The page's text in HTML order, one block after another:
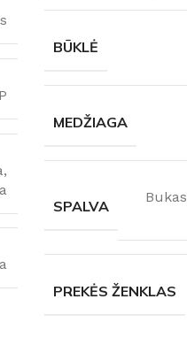
,
BŪKLĖ
MEDŽIAGA
SPALVA
Bukas
PREKĖS ŽENKLAS